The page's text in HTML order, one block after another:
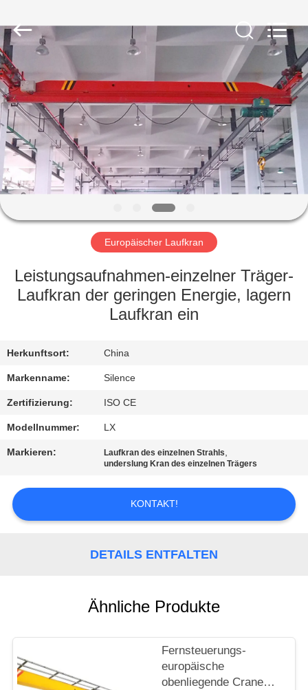
HAUS
PRODUKTE
ÜBER
UNS
FABRIK-
AUSFLUG
QUALITÄTSKONTROLLE
SIE
MIT
UNS
IN
VERBINDUNG
FORDERN
SIE
PRIVACY
POLICY
Co.,
Ltd..
All
Rights
Reserved.
Europäischer Laufkran
Leistungsaufnahmen-einzelner Träger-
Laufkran der geringen Energie, lagern
Laufkran ein
Herkunftsort: China
Markenname: Silence
Zertifizierung: ISO CE
Modellnummer: LX
Markieren: Laufkran des einzelnen Strahls,
underslung Kran des einzelnen Trägers
KONTAKT!
DETAILS ENTFALTEN
Ähnliche Produkte
Fernsteuerungs-
europäische
obenliegende Crane